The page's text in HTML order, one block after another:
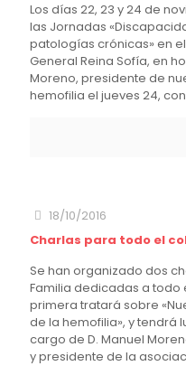
Los días 22, 23 y 24 de
las Jornadas
patologías crónicas» en
General Reina Sofía, en
Moreno, presidente de
hemofilia el jueves 24,
18/10/2016
Charlas para todo el
Se han organizado dos
Familia dedicadas a todo
primera tratará sobre
de la hemofilia», y tendrá
cargo de D. Manuel
y presidente de la